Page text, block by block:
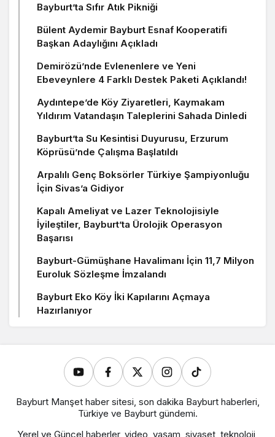
Bayburt’ta Sıfır Atık Pikniği
Bülent Aydemir Bayburt Esnaf Kooperatifi
Başkan Adaylığını Açıkladı
Demirözü’nde Evlenenlere ve Yeni
Ebeveynlere 4 Farklı Destek Paketi Açıklandı!
Aydıntepe’de Köy Ziyaretleri, Kaymakam
Yıldırım Vatandaşın Taleplerini Sahada Dinledi
Bayburt’ta Su Kesintisi Duyurusu, Erzurum
Köprüsü’nde Çalışma Başlatıldı
Arpalılı Genç Boksörler Türkiye Şampiyonluğu
İçin Sivas’a Gidiyor
Kapalı Ameliyat ve Lazer Teknolojisiyle
İyileştiler, Bayburt’ta Ürolojik Operasyon
Başarısı
Bayburt-Gümüşhane Havalimanı İçin 11,7 Milyon
Euroluk Sözleşme İmzalandı
Bayburt Eko Köy İki Kapılarını Açmaya
Hazırlanıyor
Bayburt Manşet haber sitesi, son dakika Bayburt haberleri,
Türkiye ve Bayburt gündemi.
Yerel ve Güncel haberler, video, yaşam, siyaset, teknoloji,